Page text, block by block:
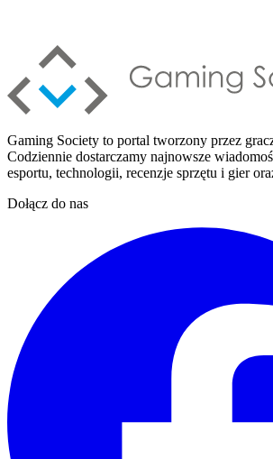
Gaming Society to portal tworzony przez
Codziennie dostarczamy najnowsze
esportu, technologii, recenzje sprzętu i gier
Dołącz do nas